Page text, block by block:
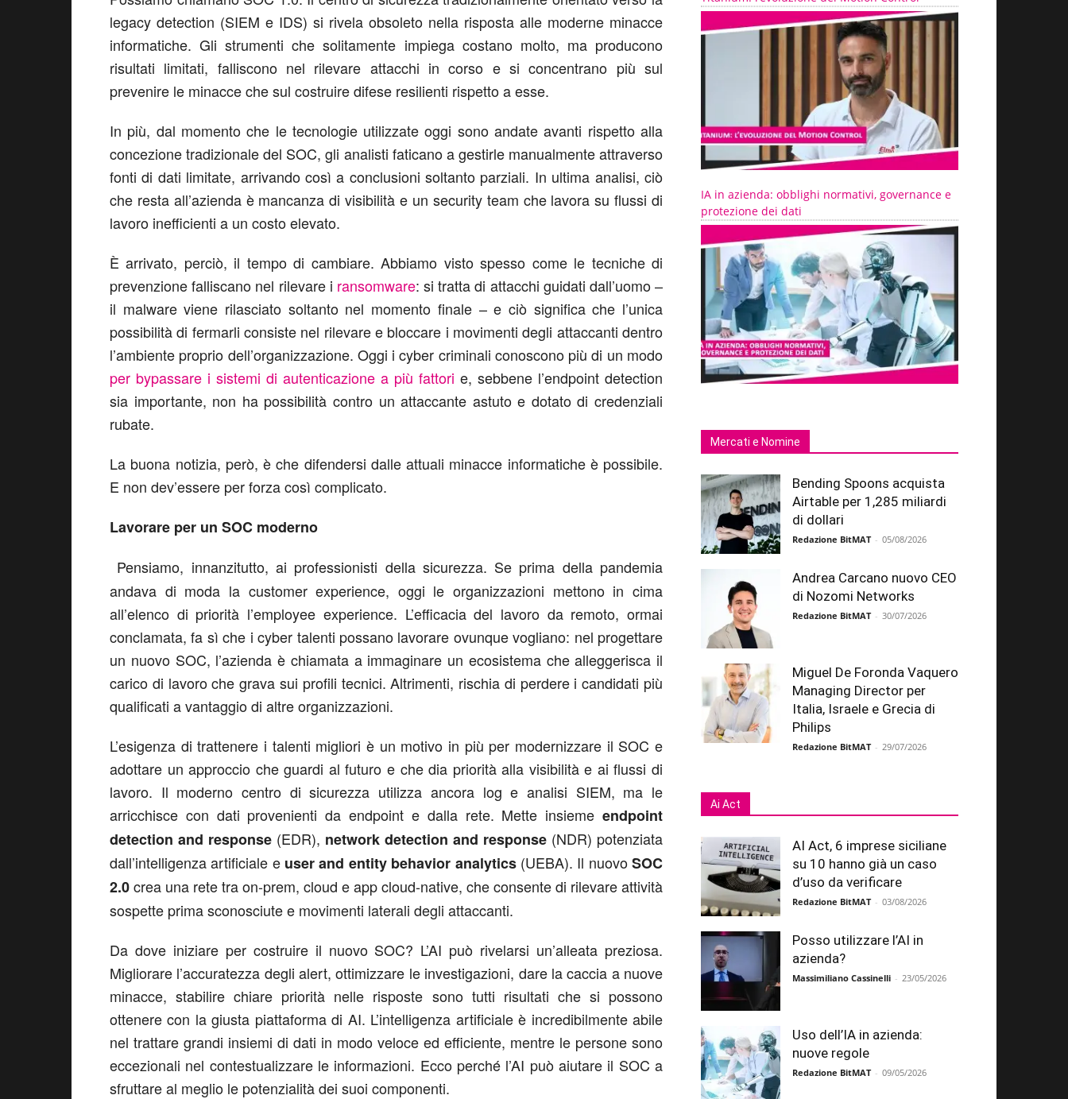
legacy detection (SIEM e IDS) si rivela obsoleto nella risposta alle moderne minacce
informatiche. Gli strumenti che solitamente impiega costano molto, ma producono
risultati limitati, falliscono nel rilevare attacchi in corso e si concentrano più sul
prevenire le minacce che sul costruire difese resilienti rispetto a esse.
In più, dal momento che le tecnologie utilizzate oggi sono andate avanti rispetto alla
concezione tradizionale del SOC, gli analisti faticano a gestirle manualmente attraverso
fonti di dati limitate, arrivando così a conclusioni soltanto parziali. In ultima analisi, ciò
che resta all’azienda è mancanza di visibilità e un security team che lavora su flussi di
lavoro inefficienti a un costo elevato.
È arrivato, perciò, il tempo di cambiare. Abbiamo visto spesso come le tecniche di
prevenzione falliscano nel rilevare i ransomware: si tratta di attacchi guidati dall’uomo –
il malware viene rilasciato soltanto nel momento finale – e ciò significa che l’unica
possibilità di fermarli consiste nel rilevare e bloccare i movimenti degli attaccanti dentro
l’ambiente proprio dell’organizzazione. Oggi i cyber criminali conoscono più di un modo
per bypassare i sistemi di autenticazione a più fattori e, sebbene l’endpoint detection
sia importante, non ha possibilità contro un attaccante astuto e dotato di credenziali
rubate.
La buona notizia, però, è che difendersi dalle attuali minacce informatiche è possibile.
E non dev’essere per forza così complicato.
Lavorare per un SOC moderno
Pensiamo, innanzitutto, ai professionisti della sicurezza. Se prima della pandemia
andava di moda la customer experience, oggi le organizzazioni mettono in cima
all’elenco di priorità l’employee experience. L’efficacia del lavoro da remoto, ormai
conclamata, fa sì che i cyber talenti possano lavorare ovunque vogliano: nel progettare
un nuovo SOC, l’azienda è chiamata a immaginare un ecosistema che alleggerisca il
carico di lavoro che grava sui profili tecnici. Altrimenti, rischia di perdere i candidati più
qualificati a vantaggio di altre organizzazioni.
L’esigenza di trattenere i talenti migliori è un motivo in più per modernizzare il SOC e
adottare un approccio che guardi al futuro e che dia priorità alla visibilità e ai flussi di
lavoro. Il moderno centro di sicurezza utilizza ancora log e analisi SIEM, ma le
arricchisce con dati provenienti da endpoint e dalla rete. Mette insieme endpoint
detection and response (EDR), network detection and response (NDR) potenziata
dall’intelligenza artificiale e user and entity behavior analytics(UEBA). Il nuovoSOC
2.0crea una rete tra on-prem, cloud e app cloud-native, che consente di rilevare attività
sospette prima sconosciute e movimenti laterali degli attaccanti.
Da dove iniziare per costruire il nuovo SOC? L’AI può rivelarsi un’alleata preziosa.
Migliorare l’accuratezza degli alert, ottimizzare le investigazioni, dare la caccia a nuove
minacce, stabilire chiare priorità nelle risposte sono tutti risultati che si possono
ottenere con la giusta piattaforma di AI. L’intelligenza artificiale è incredibilmente abile
nel trattare grandi insiemi di dati in modo veloce ed efficiente, mentre le persone sono
eccezionali nel contestualizzare le informazioni. Ecco perché l’AI può aiutare il SOC a
sfruttare al meglio le potenzialità dei suoi componenti.
IA in azienda: obblighi normativi, governance e
protezione dei dati
Mercati e Nomine
Bending Spoons acquista
Airtable per 1,285 miliardi
di dollari
Redazione BitMAT - 05/08/2026
Andrea Carcano nuovo CEO
di Nozomi Networks
Redazione BitMAT - 30/07/2026
Miguel De Foronda Vaquero
Managing Director per
Italia, Israele e Grecia di
Philips
Redazione BitMAT - 29/07/2026
Ai Act
AI Act, 6 imprese siciliane
su 10 hanno già un caso
d’uso da verificare
Redazione BitMAT - 03/08/2026
Posso utilizzare l’AI in
azienda?
Massimiliano Cassinelli - 23/05/2026
Uso dell’IA in azienda:
nuove regole
Redazione BitMAT - 09/05/2026